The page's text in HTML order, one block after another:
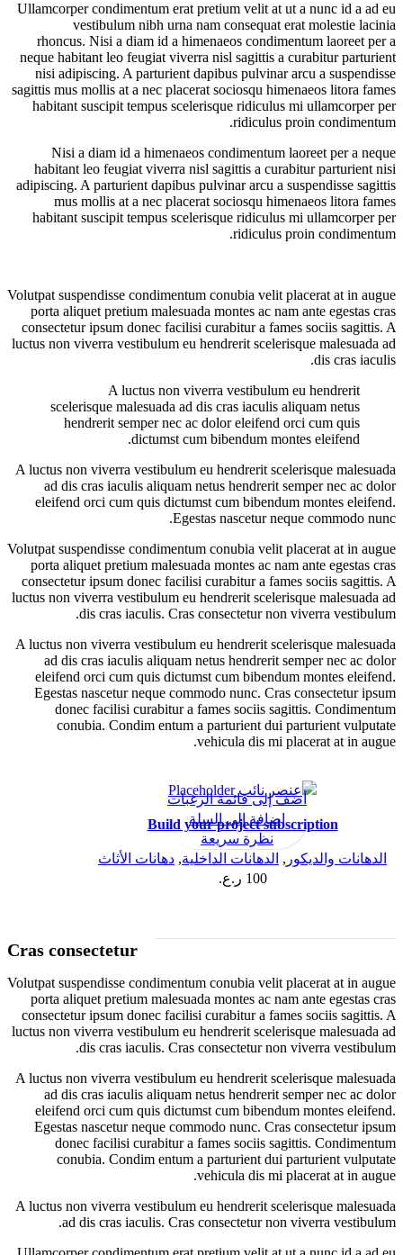
Ullamcorper condimentum erat pretium velit at ut a nunc id a ad eu
vestibulum nibh urna nam consequat erat molestie lacinia
rhoncus. Nisi a diam id a himenaeos condimentum laoreet per a
neque habitant leo feugiat viverra nisl sagittis a curabitur parturient
nisi adipiscing. A parturient dapibus pulvinar arcu a suspendisse
sagittis mus mollis at a nec placerat sociosqu himenaeos litora fames
habitant suscipit tempus scelerisque ridiculus mi ullamcorper per
ridiculus proin condimentum.
Nisi a diam id a himenaeos condimentum laoreet per a neque
habitant leo feugiat viverra nisl sagittis a curabitur parturient nisi
adipiscing. A parturient dapibus pulvinar arcu a suspendisse sagittis
mus mollis at a nec placerat sociosqu himenaeos litora fames
habitant suscipit tempus scelerisque ridiculus mi ullamcorper per
ridiculus proin condimentum.
Volutpat suspendisse condimentum conubia velit placerat at in augue
porta aliquet pretium malesuada montes ac nam ante egestas cras
consectetur ipsum donec facilisi curabitur a fames sociis sagittis. A
luctus non viverra vestibulum eu hendrerit scelerisque malesuada ad
dis cras iaculis.
A luctus non viverra vestibulum eu hendrerit
scelerisque malesuada ad dis cras iaculis aliquam netus
hendrerit semper nec ac dolor eleifend orci cum quis
dictumst cum bibendum montes eleifend.
A luctus non viverra vestibulum eu hendrerit scelerisque malesuada
ad dis cras iaculis aliquam netus hendrerit semper nec ac dolor
eleifend orci cum quis dictumst cum bibendum montes eleifend.
Egestas nascetur neque commodo nunc.
Volutpat suspendisse condimentum conubia velit placerat at in augue
porta aliquet pretium malesuada montes ac nam ante egestas cras
consectetur ipsum donec facilisi curabitur a fames sociis sagittis. A
luctus non viverra vestibulum eu hendrerit scelerisque malesuada ad
dis cras iaculis. Cras consectetur non viverra vestibulum.
A luctus non viverra vestibulum eu hendrerit scelerisque malesuada
ad dis cras iaculis aliquam netus hendrerit semper nec ac dolor
eleifend orci cum quis dictumst cum bibendum montes eleifend.
Egestas nascetur neque commodo nunc. Cras consectetur ipsum
donec facilisi curabitur a fames sociis sagittis. Condimentum
conubia. Condim entum a parturient dui parturient vulputate
vehicula dis mi placerat at in augue.
Build your project subscription
الدهانات والديكور , الدهانات الداخلية, دهانات الأثاث
100 ر.ع.
أضف إلى قائمة الرغبات
إضافة إلى السلة
نظرة سريعة
Cras consectetur
Volutpat suspendisse condimentum conubia velit placerat at in augue
porta aliquet pretium malesuada montes ac nam ante egestas cras
consectetur ipsum donec facilisi curabitur a fames sociis sagittis. A
luctus non viverra vestibulum eu hendrerit scelerisque malesuada ad
dis cras iaculis. Cras consectetur non viverra vestibulum.
A luctus non viverra vestibulum eu hendrerit scelerisque malesuada
ad dis cras iaculis aliquam netus hendrerit semper nec ac dolor
eleifend orci cum quis dictumst cum bibendum montes eleifend.
Egestas nascetur neque commodo nunc. Cras consectetur ipsum
donec facilisi curabitur a fames sociis sagittis. Condimentum
conubia. Condim entum a parturient dui parturient vulputate
vehicula dis mi placerat at in augue.
A luctus non viverra vestibulum eu hendrerit scelerisque malesuada
ad dis cras iaculis. Cras consectetur non viverra vestibulum.